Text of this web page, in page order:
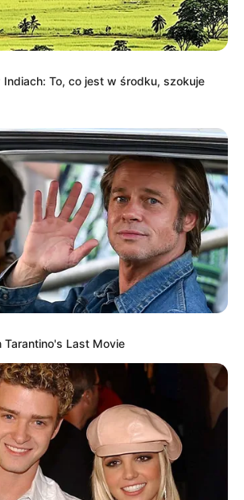
BIEŻĄCO!
Twitter Google+
Batman Knightfall Tom 5
DC
Komiksy
Nowy początek
komiksu Recenzje
Indiach: To, co jest w środku, szokuje
Tarantino's Last Movie